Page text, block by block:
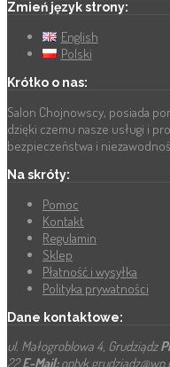
Zmień język strony:
English
Polski
Krótko o nas:
Salon Chojnowscy, posiada
dzięki czemu nasze usługi i
bezpieczeństwa i
Na skróty:
Pomoc
Kontakt
Regulamin
Sklep
Płatność i wysyłka
Polityka prywatności
Dane kontaktowe:
ul. Małogroblowa 4, Grudziądz
22E-Mail: